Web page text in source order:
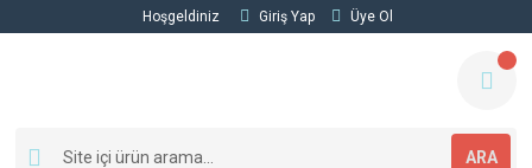
Hoşgeldiniz Giriş Yap Üye Ol
ARA